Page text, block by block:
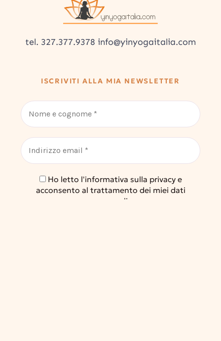
tel. 327.377.9378 info@yinyogaitalia.com
ISCRIVITI ALLA MIA NEWSLETTER
Ho letto l'informativa sulla privacy e
acconsento al trattamento dei miei dati
personali